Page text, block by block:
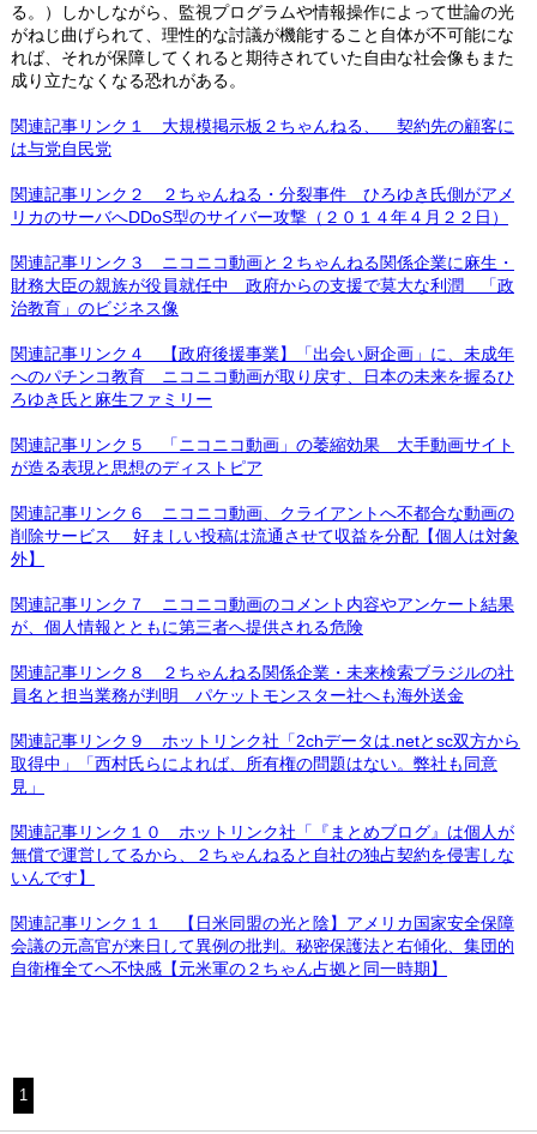
る。）しかしながら、監視プログラムや情報操作によって世論の光
がねじ曲げられて、理性的な討議が機能すること自体が不可能にな
れば、それが保障してくれると期待されていた自由な社会像もまた
成り立たなくなる恐れがある。
関連記事リンク１ 大規模掲示板２ちゃんねる、 契約先の顧客に
は与党自民党
関連記事リンク２ ２ちゃんねる・分裂事件 ひろゆき氏側がアメ
リカのサーバへDDoS型のサイバー攻撃（２０１４年４月２２日）
関連記事リンク３ ニコニコ動画と２ちゃんねる関係企業に麻生・
財務大臣の親族が役員就任中 政府からの支援で莫大な利潤 「政
治教育」のビジネス像
関連記事リンク４ 【政府後援事業】「出会い厨企画」に、未成年
へのパチンコ教育 ニコニコ動画が取り戻す、日本の未来を握るひ
ろゆき氏と麻生ファミリー
関連記事リンク５ 「ニコニコ動画」の萎縮効果 大手動画サイト
が造る表現と思想のディストピア
関連記事リンク６ ニコニコ動画、クライアントへ不都合な動画の
削除サービス 好ましい投稿は流通させて収益を分配【個人は対象
外】
関連記事リンク７ ニコニコ動画のコメント内容やアンケート結果
が、個人情報とともに第三者へ提供される危険
関連記事リンク８ ２ちゃんねる関係企業・未来検索ブラジルの社
員名と担当業務が判明 パケットモンスター社へも海外送金
関連記事リンク９ ホットリンク社「2chデータは.netとsc双方から
取得中」「西村氏らによれば、所有権の問題はない。弊社も同意
見」
関連記事リンク１０ ホットリンク社「『まとめブログ』は個人が
無償で運営してるから、２ちゃんねると自社の独占契約を侵害しな
いんです】
関連記事リンク１１ 【日米同盟の光と陰】アメリカ国家安全保障
会議の元高官が来日して異例の批判。秘密保護法と右傾化、集団的
自衛権全てへ不快感【元米軍の２ちゃん占拠と同一時期】
1